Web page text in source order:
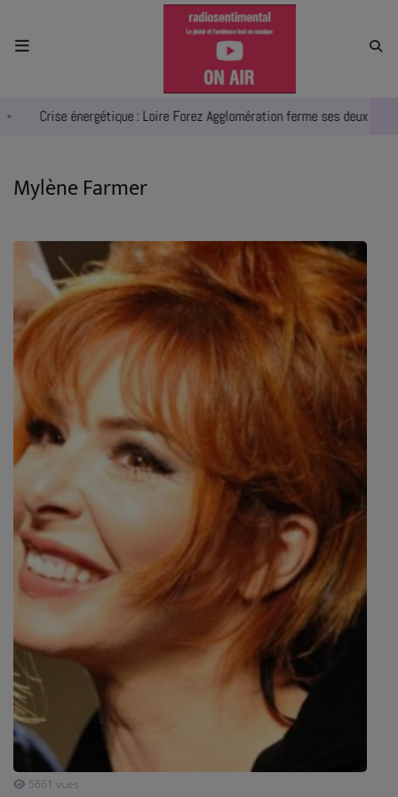
Crise énergétique : Loire Forez Agglomération ferme ses deux piscines
ACTUALITÉS
AGENDA
EMISSIONS
EQUIPES
INFO CONCERT
SPORT
PUBLICITÉS
Mylène Farmer
5661 vues